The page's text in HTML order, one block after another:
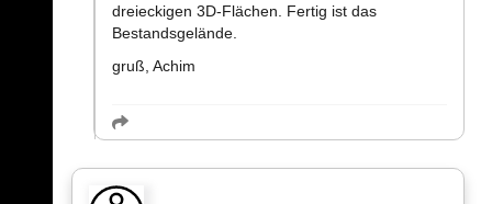
dreieckigen 3D-Flächen. Fertig ist das
Bestandsgelände.
gruß, Achim